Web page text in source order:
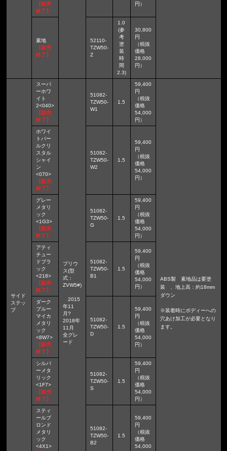
【販売
終了】
円）
素地
【販売
終了】
52110-
TZW50-
Z
1.0
(参
考
塗
装
時
間
2.3)
30,800
円
（税抜
価格
28,000
円）
サイド
ステッ
プ
スーパ
ーホワ
イト
2<040>
【販売
終了】
プリウ
ス(型
式：
ZVW5#)
2015
年11
月?
2018年
11月
全グレ
ード
51082-
TZW50-
W1
1.5
59,400
円
（税抜
価格
54,000
円）
ABS製 素地品は要塗
装 、地上高：約18mm
ダウン
※装着時にボディーへの
穴あけ加工が必要となり
ます。
ホワイ
トパー
ルクリ
スタル
シャイ
ン
<070>
【販売
終了】
51082-
TZW50-
W2
1.5
59,400
円
（税抜
価格
54,000
円）
グレー
メタリ
ック
<1G3>
【販売
終了】
51082-
TZW50-
G
1.5
59,400
円
（税抜
価格
54,000
円）
アティ
チュー
ドブラ
ック
<218>
【販売
終了】
51082-
TZW50-
B1
1.5
59,400
円
（税抜
価格
54,000
円）
ダーク
ブルー
マイカ
メタリ
ック
<8W7>
【販売
終了】
51082-
TZW50-
D
1.5
59,400
円
（税抜
価格
54,000
円）
シルバ
ーメタ
リック
<1F7>
【販売
終了】
51082-
TZW50-
S
1.5
59,400
円
（税抜
価格
54,000
円）
スティ
ールブ
ロンド
メタリ
ック
<4X1>
51082-
TZW50-
B2
1.5
59,400
円
（税抜
価格
54,000